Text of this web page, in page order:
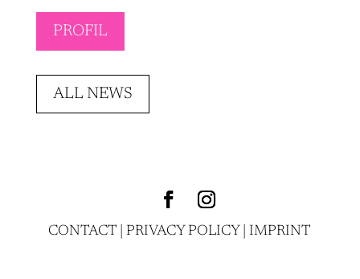
PROFIL
ALL NEWS
CONTACT |PRIVACY POLICY |IMPRINT